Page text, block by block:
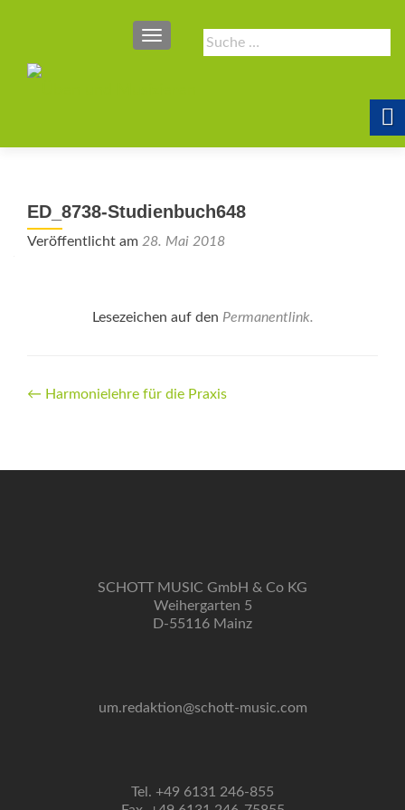
Suche
nach:
SCHALTE NAVIGATION
ED_8738-Studienbuch648
Veröffentlicht am 28. Mai 2018
Lesezeichen auf den Permanentlink.
Beitrags-
← Harmonielehre für die Praxis
SCHOTT MUSIC GmbH & Co KG
Weihergarten 5
D-55116 Mainz
um.redaktion@schott-music.com
Tel. +49 6131 246-855